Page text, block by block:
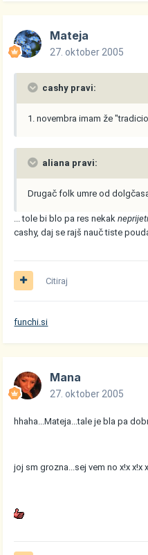
Mateja
27. oktober 2005
cashy pravi:
1. novembra imam že
aliana pravi:
Drugač folk umre od
... tole bi blo pa res nekak
cashy, daj se rajš nauč tiste
Citiraj
funchi.si
Mana
27. oktober 2005
hhaha...Mateja...tale je bla pa
joj sm grozna...sej vem no x!x x!x